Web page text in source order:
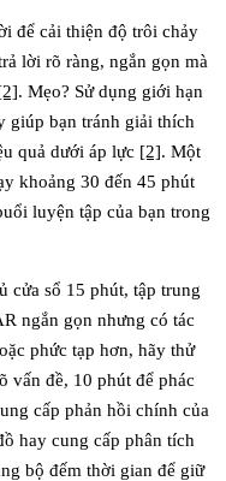
để cải thiện độ trôi chảy
lời rõ ràng, ngắn gọn mà
. Mẹo? Sử dụng giới hạn
giúp bạn tránh giải thích
quả dưới áp lực [2]. Một
khoảng 30 đến 45 phút
luyện tập của bạn trong
cửa sổ 15 phút, tập trung
ngắn gọn nhưng có tác
phức tạp hơn, hãy thử
vấn đề, 10 phút để phác
cấp phản hồi chính của
hay cung cấp phân tích
bộ đếm thời gian để giữ